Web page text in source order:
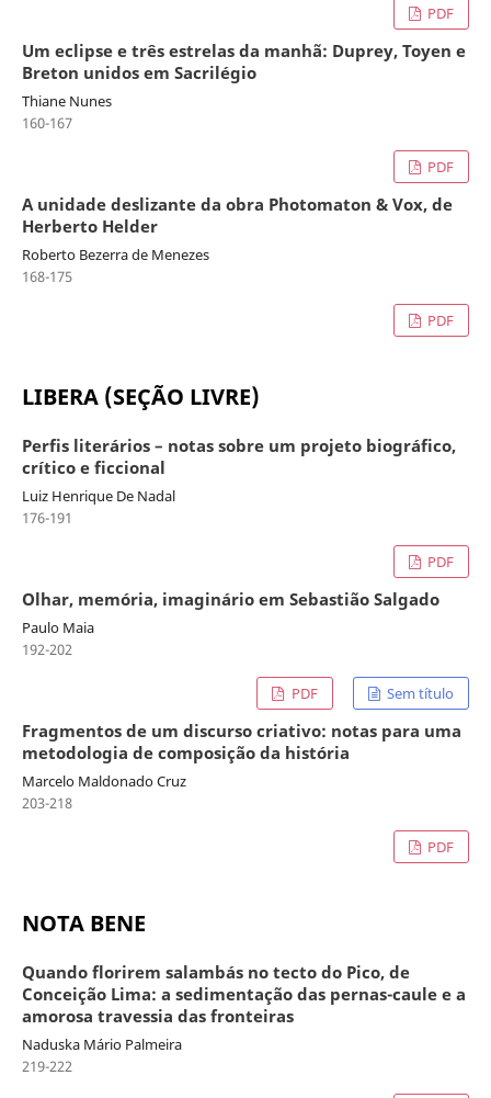
PDF
Um eclipse e três estrelas da manhã: Duprey, Toyen e
Breton unidos em Sacrilégio
Thiane Nunes
160-167
PDF
A unidade deslizante da obra Photomaton & Vox, de
Herberto Helder
Roberto Bezerra de Menezes
168-175
PDF
LIBERA (SEÇÃO LIVRE)
Perfis literários – notas sobre um projeto biográfico,
crítico e ficcional
Luiz Henrique De Nadal
176-191
PDF
Olhar, memória, imaginário em Sebastião Salgado
Paulo Maia
192-202
PDF Sem título
Fragmentos de um discurso criativo: notas para uma
metodologia de composição da história
Marcelo Maldonado Cruz
203-218
PDF
NOTA BENE
Quando florirem salambás no tecto do Pico, de
Conceição Lima: a sedimentação das pernas-caule e a
amorosa travessia das fronteiras
Naduska Mário Palmeira
219-222